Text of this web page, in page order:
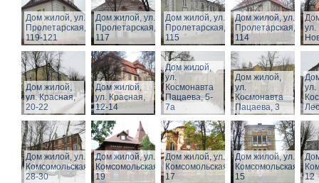
Дом жилой, ул.
Пролетарская,
119-121
Дом жилой, ул.
Пролетарская,
117
Дом жилой, ул.
Пролетарская,
115
Дом жилой, ул.
Пролетарская,
114
Дом жилой,
ул. Красная,
20-22
Дом жилой,
ул. Красная,
12-14
Дом жилой,
ул.
Космонавта
Пацаева, 5-
7а
Дом жилой,
ул.
Космонавта
Пацаева, 3
ул.
Дом жилой, ул.
Комсомольская,
28-30
Дом жилой, ул.
Комсомольская,
19
Дом жилой, ул.
Комсомольская,
17
Дом жилой, ул.
Комсомольская,
15
12